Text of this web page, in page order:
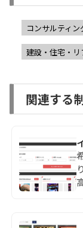
コンサルティ
建設・住宅・リ
関連する